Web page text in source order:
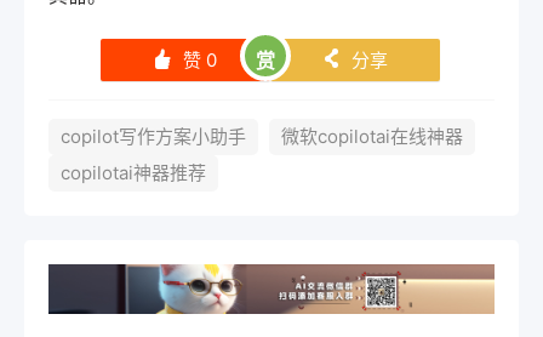
󰄼 赞 0 赏 󰄯 分享
copilot写作方案小助手
微软copilotai在线神器
copilotai神器推荐